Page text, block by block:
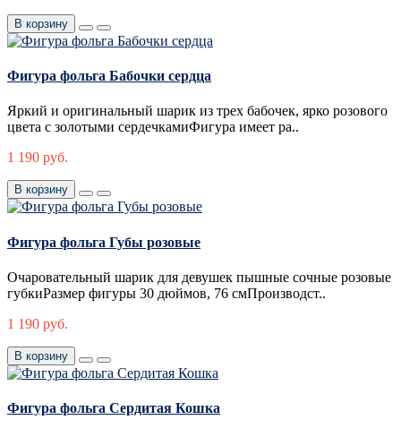
В корзину
Фигура фольга Бабочки сердца
Яркий и оригинальный шарик из трех бабочек, ярко розового
цвета с золотыми сердечкамиФигура имеет ра..
1 190 руб.
В корзину
Фигура фольга Губы розовые
Очаровательный шарик для девушек пышные сочные розовые
губкиРазмер фигуры 30 дюймов, 76 смПроизводст..
1 190 руб.
В корзину
Фигура фольга Сердитая Кошка